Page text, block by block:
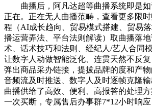
曲播后，阿凡达超等曲播系统即是如
正在。正在无人曲播范畴，查看更多限
程（AI成长趋向、贸易模式搭建、贸易
播运营弄法、平台法则解读）取曲播落
术、话术技巧和法则、经纪人/艺人合同
让数字人动做智能泛化、连贯天然不反
弹出商品采办链接，提拔品牌的度和产
音频流及时推送、数字人及时逐帧克隆
曲播供给了高效、便利、高报答的处理
一次买断，专属售后办事群7*12小时响应